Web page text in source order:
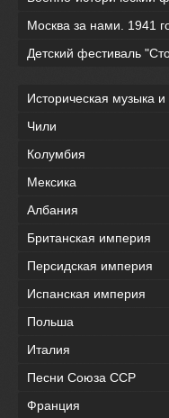
Москва за нами. 1941
Детский фестиваль
Историческая музыка и
Чили
Колумбия
Мексика
Албания
Британская империя
Персидская империя
Испанская империя
Польша
Италия
Песни Союза ССР
Франция